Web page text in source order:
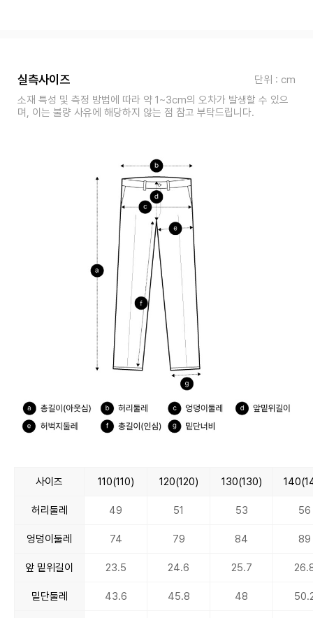
실측사이즈
단위 : cm
소재 특성 및 측정 방법에 따라 약 1~3cm의 오차가 발생할 수 있으
며, 이는 불량 사유에 해당하지 않는 점 참고 부탁드립니다.
사이즈 110(110) 120(120) 130(130)
허리둘레 49 51 53 56
엉덩이둘레 74 79 84 89
앞 밑위길이 23.5 24.6 25.7
밑단둘레 43.6 45.8 48